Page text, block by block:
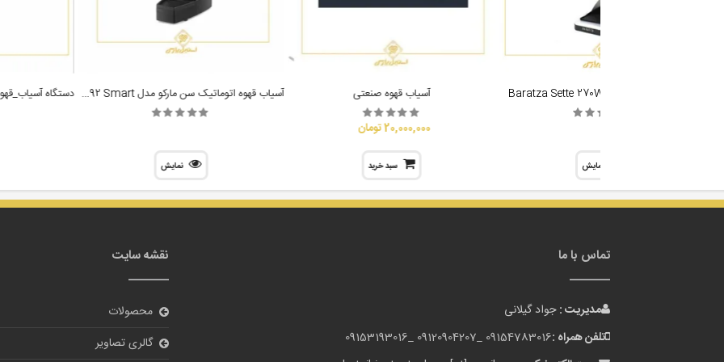
نمایش
آسیاب قهوه صنعتی
20,000,000 تومان
سبد خرید
آسیاب قهوه اتوماتیک سن مارکو مدل SM92 Smart مشکی
نمایش
تماس با ما
مدیریت :جواد گیلانی
تلفن همراه :09154783016 _
09120904207 _
09153193016
نقشه سایت
محصولات
گالری تصاویر